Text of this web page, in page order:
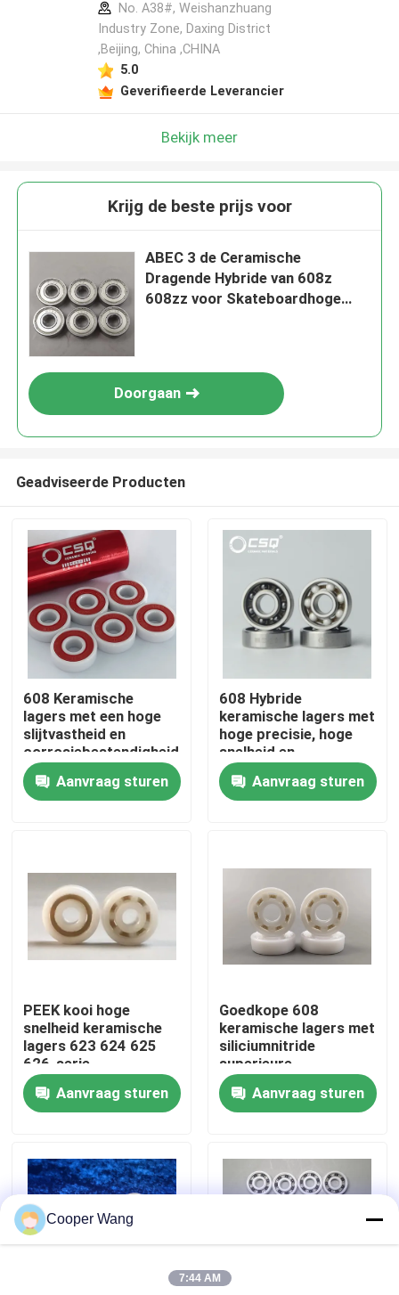
Huis
VR toon
Over ons
Fabrieksreis
Kwaliteitscontrole
Neem contact met ons op
Verzoek om een Citaat
Ceramische Kogellagers
608 Ceramische Lagers
No. A38#, Weishanzhuang
Industry Zone, Daxing District
,Beijing, China ,CHINA
5.0
Geverifieerde Leverancier
Bekijk meer
Krijg de beste prijs voor
ABEC 3 de Ceramische
Dragende Hybride van 608z
608zz voor Skateboardhoge
Doorgaan
Geadviseerde Producten
608 Keramische
lagers met een hoge
slijtvastheid en
corrosiebestendigheid
voor precieze P5 P4
skateboards en inline
skates
Aanvraag sturen
608 Hybride
keramische lagers met
hoge precisie, hoge
snelheid en
corrosiebestendigheid
voor industriële
toepassingen
Aanvraag sturen
PEEK kooi hoge
snelheid keramische
lagers 623 624 625
626-serie
Aanvraag sturen
Goedkope 608
keramische lagers met
siliciumnitride
superieure
gegarandeerd
Aanvraag sturen
Cooper Wang
7:44 AM